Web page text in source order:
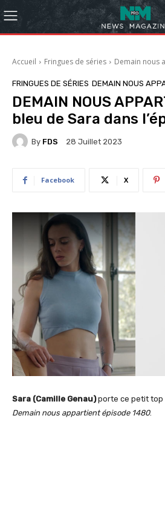
Accueil Fringues de séries Demain nous
FRINGUES DE SÉRIES DEMAIN NOUS
DEMAIN NOUS
bleu de Sara dans
By FDS 28 Juillet 2023
Facebook X
Sara (Camille Genau)porte ce petit top
Demain nous appartient épisode 1480.